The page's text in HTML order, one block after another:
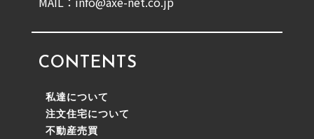
CONTENTS
私達について
注文住宅について
不動産売買